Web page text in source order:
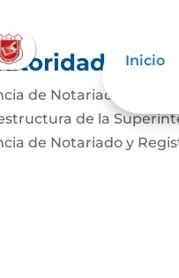
Inicio
de Notariado y
de la
de Notariado y